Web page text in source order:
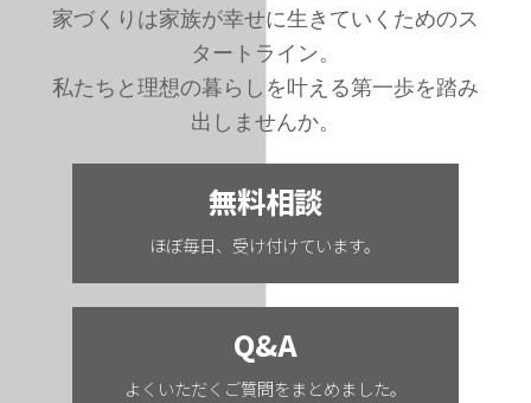
家づくりは家族が幸せに生きていくためのス
タートライン。
私たちと理想の暮らしを叶える第一歩を踏み
出しませんか。
無料相談
ほぼ毎日、受け付けています。
Q&A
よくいただくご質問をまとめました。